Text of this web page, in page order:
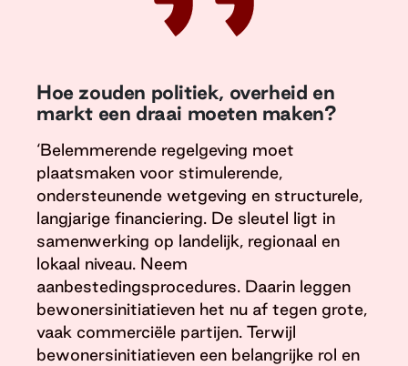
Hoe zouden politiek, overheid en
markt een draai moeten maken?
‘Belemmerende regelgeving moet
plaatsmaken voor stimulerende,
ondersteunende wetgeving en structurele,
langjarige financiering. De sleutel ligt in
samenwerking op landelijk, regionaal en
lokaal niveau. Neem
aanbestedingsprocedures. Daarin leggen
bewonersinitiatieven het nu af tegen grote,
vaak commerciële partijen. Terwijl
bewonersinitiatieven een belangrijke rol en